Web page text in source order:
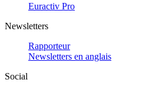
Euractiv Pro
Newsletters
Rapporteur
Newsletters en anglais
Social